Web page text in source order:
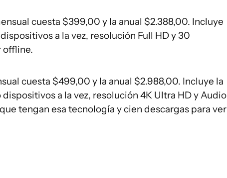
cuesta $399,00 y la anual $2.388,00. Incluye
a la vez, resolución Full HD y 30
offline.
cuesta $499,00 y la anual $2.988,00. Incluye la
a la vez, resolución 4K Ultra HD y Audio
tengan esa tecnología y cien descargas para ver